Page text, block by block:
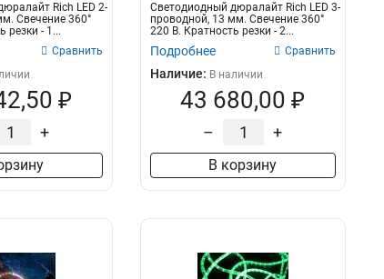
Rich LED 2-
Свечение 360°
резки - 1...
Сравнить
₽
+
Светодиодный дюралайт Rich LED 3-
проводной, 13 мм. Свечение 360°
220 В. Кратность резки - 2...
Подробнее Сравнить
Наличие: В наличии
43 680,00 ₽
– +
В корзину